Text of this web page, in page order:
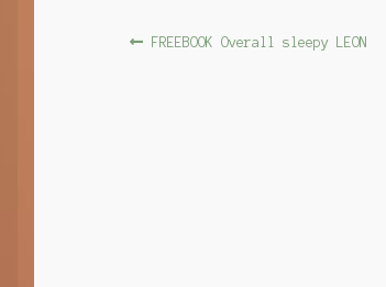
Beitragsnavigation
Vorheriger
FREEBOOK Overall sleepy LEON